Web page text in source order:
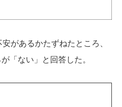
があるかたずねたところ、
「ない」と回答した。